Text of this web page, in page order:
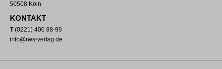
50508 Köln
KONTAKT
T(0221) 400 88-99
info@rws-verlag.de